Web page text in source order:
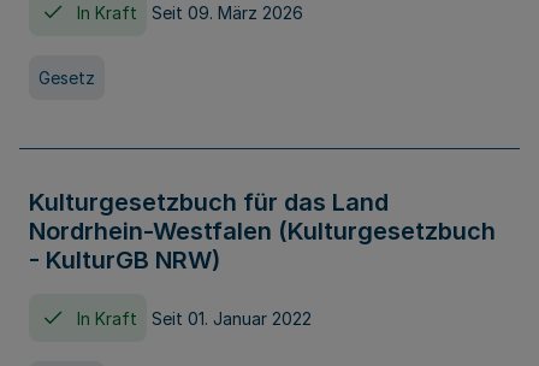
In Kraft Seit 09. März 2026
Gesetz
Kulturgesetzbuch für das Land
Nordrhein-Westfalen (Kulturgesetzbuch
- KulturGB NRW)
In Kraft Seit 01. Januar 2022